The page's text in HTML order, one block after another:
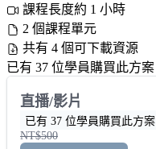
課程長度約 1 小時
2 個課程單元
共有 4 個可下載資源
已有 37 位學員購買此方案
直播/影片
已有 37 位學員購買此方案
NT$500